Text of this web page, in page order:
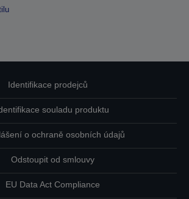
Identifikace prodejců
souladu produktu
o ochraně osobních údajů
Odstoupit od smlouvy
EU Data Act Compliance